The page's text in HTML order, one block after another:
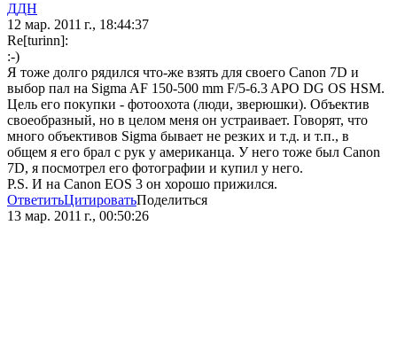
ДДН
12 мар. 2011 г., 18:44:37
Re[turinn]:
:-)
Я тоже долго рядился что-же взять для своего Canon 7D и
выбор пал на Sigma AF 150-500 mm F/5-6.3 APO DG OS HSM.
Цель его покупки - фотоохота (люди, зверюшки). Объектив
своеобразный, но в целом меня он устраивает. Говорят, что
много объективов Sigma бывает не резких и т.д. и т.п., в
общем я его брал с рук у американца. У него тоже был Canon
7D, я посмотрел его фотографии и купил у него.
P.S. И на Canon EOS 3 он хорошо прижился.
ОтветитьЦитироватьПоделиться
13 мар. 2011 г., 00:50:26